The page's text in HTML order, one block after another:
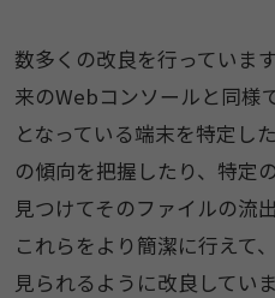
数多くの改良を行っていま
来のWebコンソールと同様
となっている端末を特定し
の傾向を把握したり、特定
見つけてそのファイルの流
これらをより簡潔に行えて
見られるように改良してい